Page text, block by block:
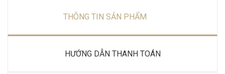
THÔNG TIN SẢN PHẨM
HƯỚNG DẪN THANH TOÁN